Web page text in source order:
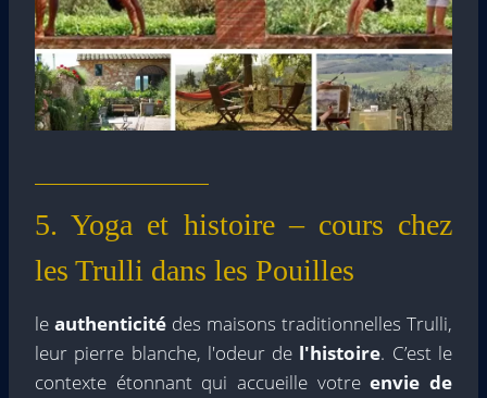
5. Yoga et histoire – cours chez
les Trulli dans les Pouilles
le authenticité des maisons traditionnelles Trulli,
leur pierre blanche, l'odeur de l'histoire. C’est le
contexte étonnant qui accueille votreenvie de